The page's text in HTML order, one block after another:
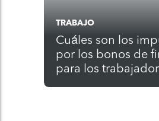
TRABAJO
Cuáles son los
por los bonos de
para los